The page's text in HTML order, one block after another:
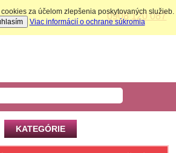
0908 120 087
KATEGÓRIE
za účelom zlepšenia poskytovaných služieb.
Viac informácií o ochrane súkromia